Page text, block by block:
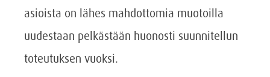
asioista on lähes mahdottomia muotoilla
uudestaan pelkästään huonosti suunnitellun
toteutuksen vuoksi.